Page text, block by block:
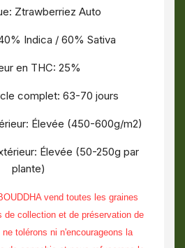
Ztrawberriez Auto
Indica / 60% Sativa
en THC: 25%
complet: 63-70 jours
Élevée (450-600g/m2)
Élevée (50-250g par
plante)
vend toutes les graines
collection et de préservation de
ne tolérons ni n'encourageons la